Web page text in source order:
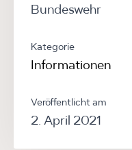
Bundeswehr
Kategorie
Informationen
Veröffentlicht am
2. April 2021